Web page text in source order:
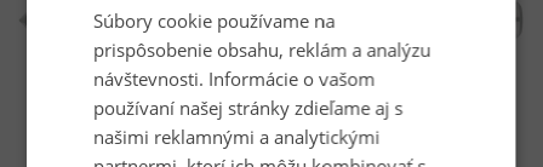
Súbory cookie používame na
prispôsobenie obsahu, reklám a analýzu
návštevnosti. Informácie o vašom
používaní našej stránky zdieľame aj s
našimi reklamnými a analytickými